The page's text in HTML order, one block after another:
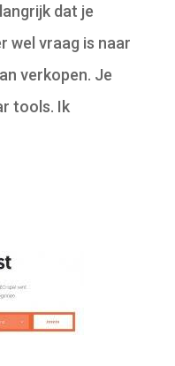
dat je
wel vraag is naar
verkopen. Je
tools. Ik